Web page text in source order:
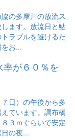
の多摩川の放流ス
ます。放流日と鮎
ラブルを避けるた
お...
が６０％を
日）の午後から多
ています。調布橋
３ｍぐらいで安定
の夜...